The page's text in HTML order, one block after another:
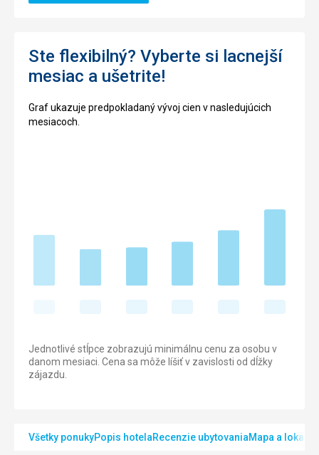
Ste flexibilný? Vyberte si lacnejší
mesiac a ušetrite!
Graf ukazuje predpokladaný vývoj cien v nasledujúcich
mesiacoch.
Jednotlivé stĺpce zobrazujú minimálnu cenu za osobu v
danom mesiaci. Cena sa môže líšiť v zavislosti od dĺžky
zájazdu.
Všetky ponukyPopis hotelaRecenzie ubytovaniaMapa a lokalita